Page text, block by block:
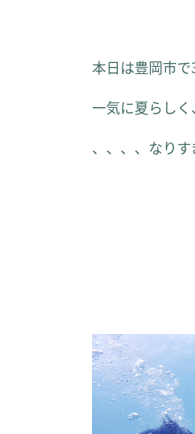
本日は豊岡市
一気に夏らしく
、、、、なり